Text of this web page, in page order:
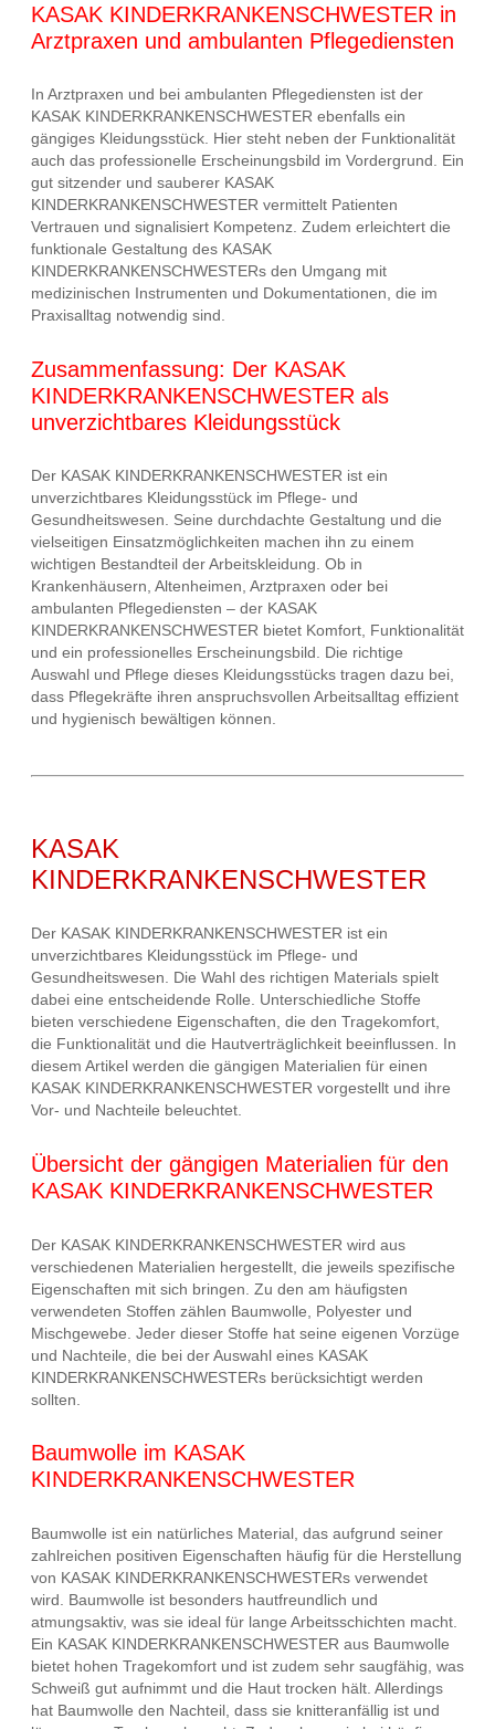
KASAK KINDERKRANKENSCHWESTER in
Arztpraxen und ambulanten Pflegediensten
In Arztpraxen und bei ambulanten Pflegediensten ist der
KASAK KINDERKRANKENSCHWESTER ebenfalls ein
gängiges Kleidungsstück. Hier steht neben der Funktionalität
auch das professionelle Erscheinungsbild im Vordergrund. Ein
gut sitzender und sauberer KASAK
KINDERKRANKENSCHWESTER vermittelt Patienten
Vertrauen und signalisiert Kompetenz. Zudem erleichtert die
funktionale Gestaltung des KASAK
KINDERKRANKENSCHWESTERs den Umgang mit
medizinischen Instrumenten und Dokumentationen, die im
Praxisalltag notwendig sind.
Zusammenfassung: Der KASAK
KINDERKRANKENSCHWESTER als
unverzichtbares Kleidungsstück
Der KASAK KINDERKRANKENSCHWESTER ist ein
unverzichtbares Kleidungsstück im Pflege- und
Gesundheitswesen. Seine durchdachte Gestaltung und die
vielseitigen Einsatzmöglichkeiten machen ihn zu einem
wichtigen Bestandteil der Arbeitskleidung. Ob in
Krankenhäusern, Altenheimen, Arztpraxen oder bei
ambulanten Pflegediensten – der KASAK
KINDERKRANKENSCHWESTER bietet Komfort, Funktionalität
und ein professionelles Erscheinungsbild. Die richtige
Auswahl und Pflege dieses Kleidungsstücks tragen dazu bei,
dass Pflegekräfte ihren anspruchsvollen Arbeitsalltag effizient
und hygienisch bewältigen können.
KASAK
KINDERKRANKENSCHWESTER
Der KASAK KINDERKRANKENSCHWESTER ist ein
unverzichtbares Kleidungsstück im Pflege- und
Gesundheitswesen. Die Wahl des richtigen Materials spielt
dabei eine entscheidende Rolle. Unterschiedliche Stoffe
bieten verschiedene Eigenschaften, die den Tragekomfort,
die Funktionalität und die Hautverträglichkeit beeinflussen. In
diesem Artikel werden die gängigen Materialien für einen
KASAK KINDERKRANKENSCHWESTER vorgestellt und ihre
Vor- und Nachteile beleuchtet.
Übersicht der gängigen Materialien für den
KASAK KINDERKRANKENSCHWESTER
Der KASAK KINDERKRANKENSCHWESTER wird aus
verschiedenen Materialien hergestellt, die jeweils spezifische
Eigenschaften mit sich bringen. Zu den am häufigsten
verwendeten Stoffen zählen Baumwolle, Polyester und
Mischgewebe. Jeder dieser Stoffe hat seine eigenen Vorzüge
und Nachteile, die bei der Auswahl eines KASAK
KINDERKRANKENSCHWESTERs berücksichtigt werden
sollten.
Baumwolle im KASAK
KINDERKRANKENSCHWESTER
Baumwolle ist ein natürliches Material, das aufgrund seiner
zahlreichen positiven Eigenschaften häufig für die Herstellung
von KASAK KINDERKRANKENSCHWESTERs verwendet
wird. Baumwolle ist besonders hautfreundlich und
atmungsaktiv, was sie ideal für lange Arbeitsschichten macht.
Ein KASAK KINDERKRANKENSCHWESTER aus Baumwolle
bietet hohen Tragekomfort und ist zudem sehr saugfähig, was
Schweiß gut aufnimmt und die Haut trocken hält. Allerdings
hat Baumwolle den Nachteil, dass sie knitteranfällig ist und